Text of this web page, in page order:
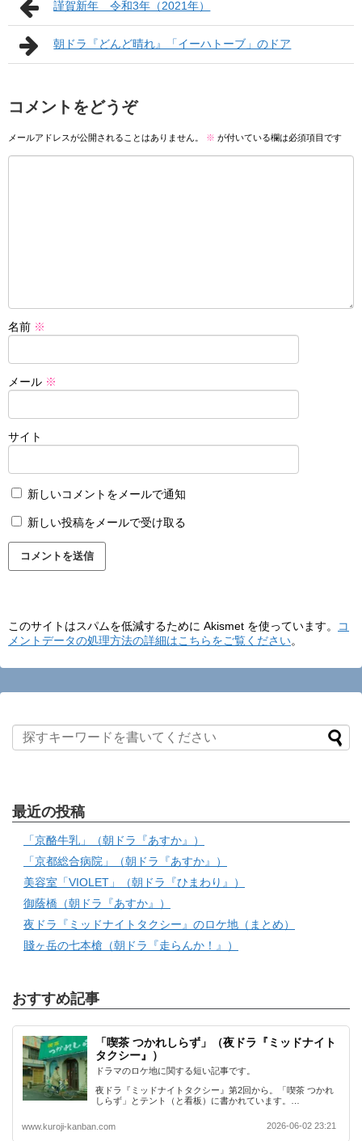
謹賀新年 令和3年（2021年）
朝ドラ『どんど晴れ』「イーハトーブ」のドア
コメントをどうぞ
メールアドレスが公開されることはありません。 ※ が付いている欄は必須項目です
名前 ※
メール ※
サイト
新しいコメントをメールで通知
新しい投稿をメールで受け取る
このサイトはスパムを低減するために Akismet を使っています。
コ
メントデータの処理方法の詳細はこちらをご覧ください。
最近の投稿
「京酪牛乳」（朝ドラ『あすか』）
「京都総合病院」（朝ドラ『あすか』）
美容室「VIOLET」（朝ドラ『ひまわり』）
御蔭橋（朝ドラ『あすか』）
夜ドラ『ミッドナイトタクシー』のロケ地（まとめ）
賤ヶ岳の七本槍（朝ドラ『走らんか！』）
おすすめ記事
「喫茶 つかれしらず」（夜ドラ『ミッドナイト
タクシー』）
ドラマのロケ地に関する短い記事です。
夜ドラ『ミッドナイトタクシー』第2回から。「喫茶 つかれ
しらず」とテント（と看板）に書かれています。…
www.kuroji-kanban.com 2026-06-02 23:21